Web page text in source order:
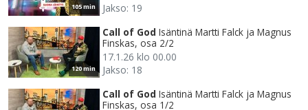
105 min
Jakso: 19
120 min
Call of God Isäntinä Martti Falck ja Magnus
Finskas, osa 2/2
17.1.26 klo 00.00
Jakso: 18
Call of God Isäntinä Martti Falck ja Magnus
Finskas, osa 1/2